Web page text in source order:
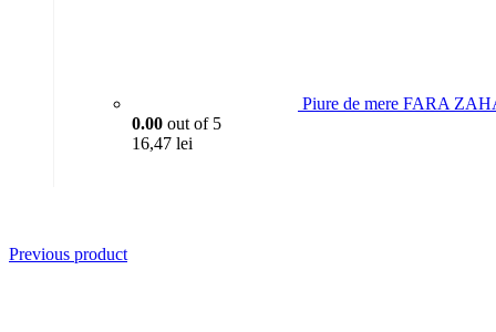
Piure de mere FARA
0.00 out of 5
16,47 lei
Previous product